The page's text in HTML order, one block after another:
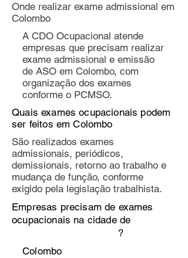
Onde realizar exame admissional em
Colombo
A CDO Ocupacional atende
empresas que precisam realizar
exame admissional e emissão
de ASO em Colombo, com
organização dos exames
conforme o PCMSO.
Quais exames ocupacionais podem
ser feitos em Colombo
​​São realizados exames
admissionais, periódicos,
demissionais, retorno ao trabalho e
mudança de função, conforme
exigido pela legislação trabalhista.
Empresas precisam de exames
ocupacionais na cidade de
?
Colombo